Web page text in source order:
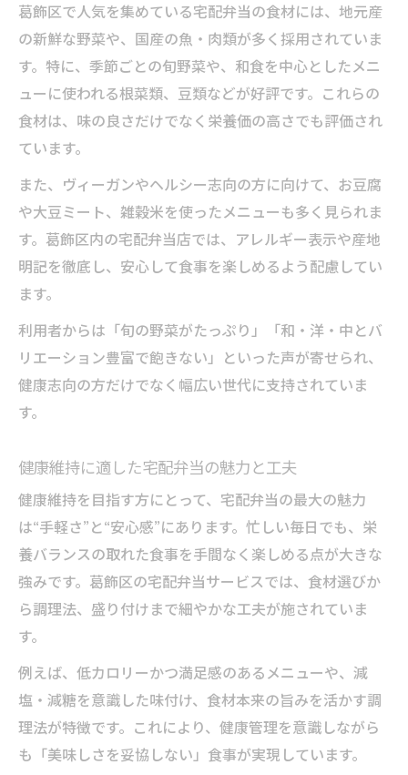
葛飾区で人気を集めている宅配弁当の食材には、地元産
の新鮮な野菜や、国産の魚・肉類が多く採用されていま
す。特に、季節ごとの旬野菜や、和食を中心としたメニ
ューに使われる根菜類、豆類などが好評です。これらの
食材は、味の良さだけでなく栄養価の高さでも評価され
ています。
また、ヴィーガンやヘルシー志向の方に向けて、お豆腐
や大豆ミート、雑穀米を使ったメニューも多く見られま
す。葛飾区内の宅配弁当店では、アレルギー表示や産地
明記を徹底し、安心して食事を楽しめるよう配慮してい
ます。
利用者からは「旬の野菜がたっぷり」「和・洋・中とバ
リエーション豊富で飽きない」といった声が寄せられ、
健康志向の方だけでなく幅広い世代に支持されていま
す。
健康維持に適した宅配弁当の魅力と工夫
健康維持を目指す方にとって、宅配弁当の最大の魅力
は“手軽さ”と“安心感”にあります。忙しい毎日でも、栄
養バランスの取れた食事を手間なく楽しめる点が大きな
強みです。葛飾区の宅配弁当サービスでは、食材選びか
ら調理法、盛り付けまで細やかな工夫が施されていま
す。
例えば、低カロリーかつ満足感のあるメニューや、減
塩・減糖を意識した味付け、食材本来の旨みを活かす調
理法が特徴です。これにより、健康管理を意識しながら
も「美味しさを妥協しない」食事が実現しています。